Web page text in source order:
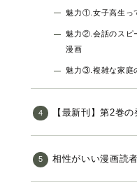
魅力①.女子高生っ
魅力②.会話のスピ
漫画
魅力③.複雑な家庭
【最新刊】第2巻
相性がいい漫画読